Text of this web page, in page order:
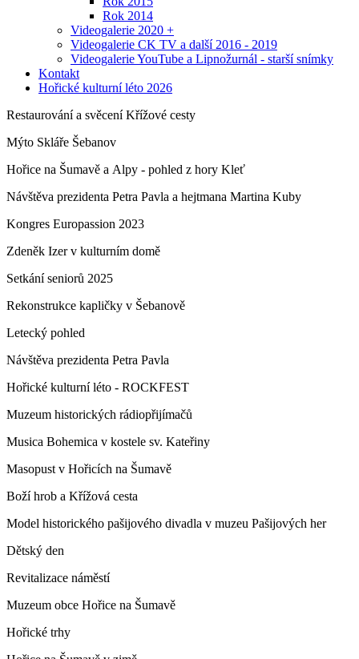
Rok 2014
Videogalerie 2020 +
Videogalerie CK TV a další 2016 - 2019
Videogalerie YouTube a Lipnožurnál - starší snímky
Kontakt
Hořické kulturní léto 2026
Restaurování a svěcení Křížové cesty
Mýto Skláře Šebanov
Hořice na Šumavě a Alpy - pohled z hory Kleť
Návštěva prezidenta Petra Pavla a hejtmana Martina Kuby
Kongres Europassion 2023
Zdeněk Izer v kulturním domě
Setkání seniorů 2025
Rekonstrukce kapličky v Šebanově
Letecký pohled
Návštěva prezidenta Petra Pavla
Hořické kulturní léto - ROCKFEST
Muzeum historických rádiopřijímačů
Musica Bohemica v kostele sv. Kateřiny
Masopust v Hořicích na Šumavě
Boží hrob a Křížová cesta
Model historického pašijového divadla v muzeu Pašijových her
Dětský den
Revitalizace náměstí
Muzeum obce Hořice na Šumavě
Hořické trhy